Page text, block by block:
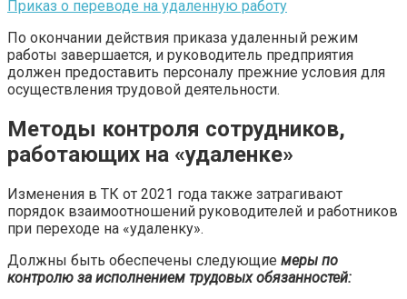
Приказ о переводе на удаленную работу
По окончании действия приказа удаленный режим
работы завершается, и руководитель предприятия
должен предоставить персоналу прежние условия для
осуществления трудовой деятельности.
Методы контроля сотрудников,
работающих на «удаленке»
Изменения в ТК от 2021 года также затрагивают
порядок взаимоотношений руководителей и работников
при переходе на «удаленку».
Должны быть обеспечены следующие меры по
контролю за исполнением трудовых обязанностей: